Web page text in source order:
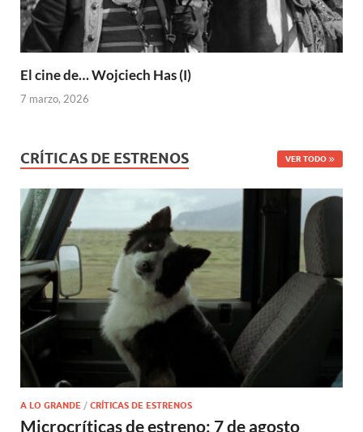
El cine de… Wojciech Has (I)
7 marzo, 2026
CRÍTICAS DE ESTRENOS VER TODO
A LO GRANDE / CRÍTICAS DE ESTRENOS
Microcríticas de estreno: 7 de agosto